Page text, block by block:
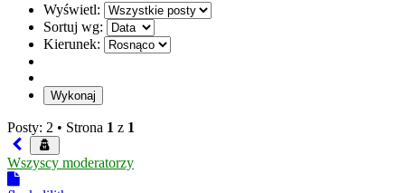
Wyświetl:
Sortuj wg:
Kierunek:
Posty: 2 • Strona 1 z 1
Wszyscy moderatorzy